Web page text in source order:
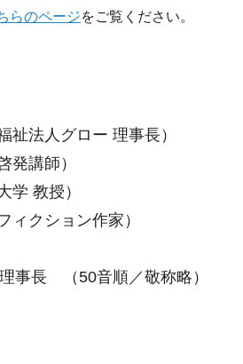
らのページをご覧ください。
祉法人グロー 理事長）
発講師）
学 教授）
ィクション作家）
事長 （50音順／敬称略）